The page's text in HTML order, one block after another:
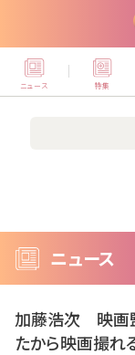
ニュース 特集
ニュース
加藤浩次 映画
たから映画撮れ